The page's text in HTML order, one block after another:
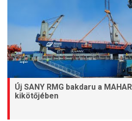
Új SANY RMG bakdaru a
kikötőjében